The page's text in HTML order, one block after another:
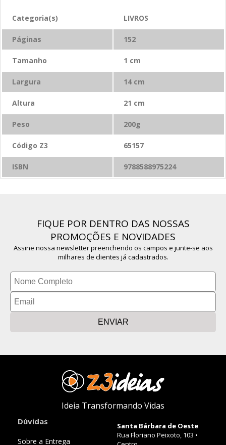
Categoria(s) LIVROS
Páginas 152
Tamanho 1 cm
Largura 14cm
Altura 21 cm
Peso 200g
Código Z3 65157
ISBN 9788588975224
FIQUE POR DENTRO DAS NOSSAS
PROMOÇÕES E NOVIDADES
Assine nossa newsletter preenchendo os campos e junte-se aos
milhares de clientes já cadastrados.
ENVIAR
Ideia Transformando Vidas
Dúvidas
Sobre a Entrega
Santa Bárbara de Oeste
Rua Floriano Peixoto, 103 •